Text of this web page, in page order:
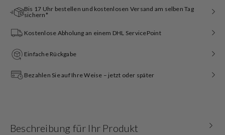
Beschreibung für Ihr Produkt
Bis 17 Uhr bestellen und kostenlosen Versand am selben Tag
sichern*
Kostenlose Abholung an einem DHL ServicePoint
Einfache Rückgabe
Bezahlen Sie auf Ihre Weise – jetzt oder später